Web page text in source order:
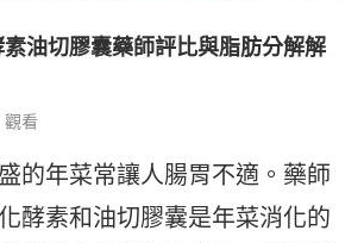
油切膠囊藥師評比與脂肪分解解
觀看
的年菜常讓人腸胃不適。藥師
酵素和油切膠囊是年菜消化的